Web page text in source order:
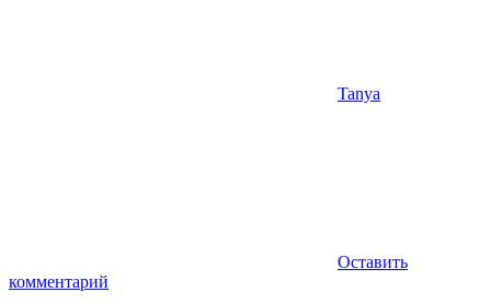
Tanya
Оставить
комментарий